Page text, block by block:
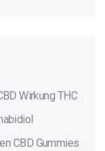
Wirkung THC
CBD Gummies